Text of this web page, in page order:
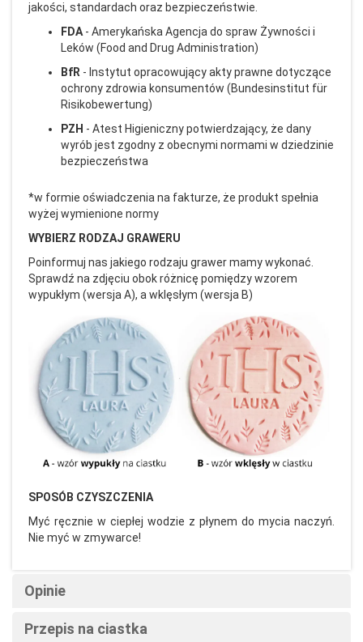
jakości, standardach oraz bezpieczeństwie.
FDA- Amerykańska Agencja do spraw Żywności i
Leków (Food and Drug Administration)
BfR - Instytut opracowujący akty prawne dotyczące
ochrony zdrowia konsumentów (Bundesinstitut für
Risikobewertung)
PZH - Atest Higieniczny potwierdzający, że dany
wyrób jest zgodny z obecnymi normami w dziedzinie
bezpieczeństwa
*w formie oświadczenia na fakturze, że produkt spełnia
wyżej wymienione normy
WYBIERZ RODZAJ GRAWERU
Poinformuj nas jakiego rodzaju grawer mamy wykonać.
Sprawdź na zdjęciu obok różnicę pomiędzy wzorem
wypukłym (wersja A), a wklęsłym (wersja B)
SPOSÓB CZYSZCZENIA
Myć ręcznie w ciepłej wodzie z płynem do mycia naczyń.
Nie myć w zmywarce!
Opinie
Przepis na ciastka